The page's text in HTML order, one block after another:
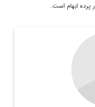
ابهام است.
دیپلماسی ایرانی